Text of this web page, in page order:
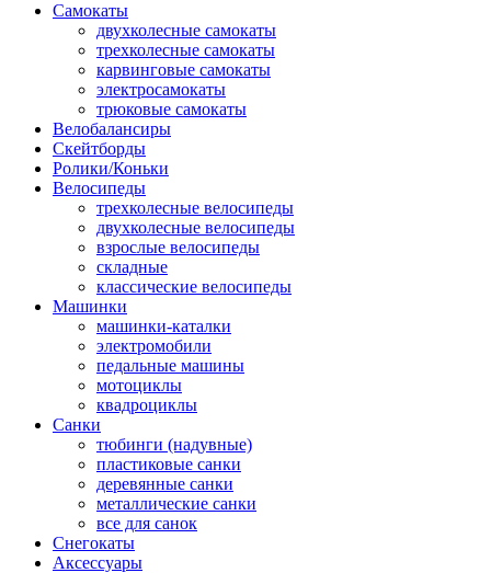
Самокаты
двухколесные самокаты
трехколесные самокаты
карвинговые самокаты
электросамокаты
трюковые самокаты
Велобалансиры
Скейтборды
Ролики/Коньки
Велосипеды
трехколесные велосипеды
двухколесные велосипеды
взрослые велосипеды
складные
классические велосипеды
Машинки
машинки-каталки
электромобили
педальные машины
мотоциклы
квадроциклы
Санки
тюбинги (надувные)
пластиковые санки
деревянные санки
металлические санки
все для санок
Снегокаты
Аксессуары